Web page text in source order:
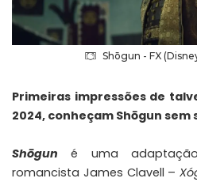
Shōgun - FX
Primeiras impressões de
2024, conheçam Shōgun sem
Shōgun é uma
romancista James Clavell –